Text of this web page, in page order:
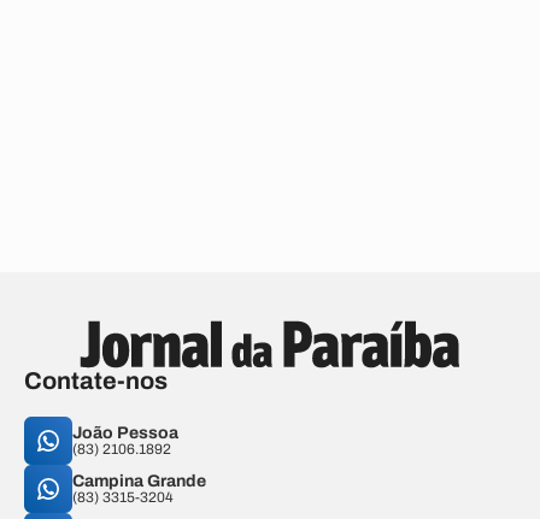
Contate-nos
João Pessoa
(83) 2106.1892
Campina Grande
(83) 3315-3204